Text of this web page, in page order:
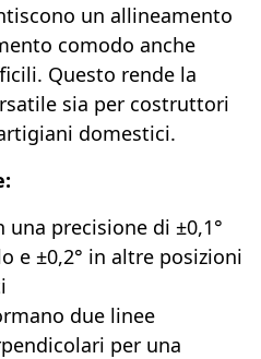
un allineamento
comodo anche
Questo rende la
sia per costruttori
domestici.
una precisione di ±0,1°
e ±0,2° in altre posizioni
due linee
per una